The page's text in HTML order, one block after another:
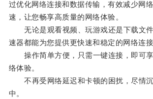
过优化网络连接和数据传输，有效减少网
速，让您畅享高质量的网络体验。
无论是观看视频、玩游戏还是下载文
速器都能为您提供更快速和稳定的网络连接
操作简单方便，只需一键连接，即可享
络体验。
不再受网络延迟和卡顿的困扰，尽情沉
中。